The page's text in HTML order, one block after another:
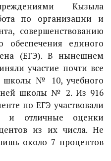
Кызыла
по организации и
совершенствованию
обеспечения единого
(ЕГЭ). В нынешнем
участие почти все
школы № 10, учебного
школы № 2. Из 916
по ЕГЭ участвовали
и отличные оценки
из их числа. Не
около 7 процентов